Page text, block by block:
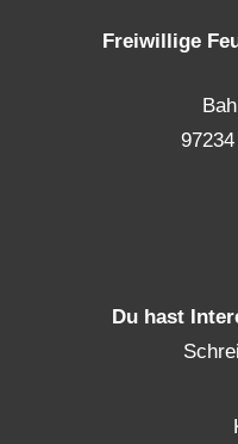
Freiwillige
Du hast